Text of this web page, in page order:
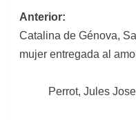
Navegación
de
entradas
Anterior:
Catalina de Génova,
mujer entregada al
Perrot, Jules